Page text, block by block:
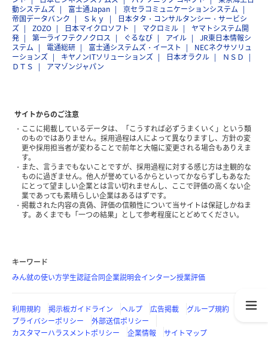
動システムズ
富士通Japan
京セラコミュニケーションシステム
帝国データバンク
Ｓｋｙ
日本タタ・コンサルタンシー・サービシ
ズ
ZOZO 日本マイクロソフト マクロミル
ヤマトシステム開
発
第一ライフテクノクロス ぐるなび アイル
JR東日本情報シ
ステム
電通総研 富士通システムズ・イースト
NECネクサソリュ
ーションズ
キヤノンITソリューションズ 日本オラクル
ＮＳＤ
ＤＴＳ
アマゾンジャパン
サイトからのご注意
ここに掲載しているデータは、「こうすれば必ずうまくいく」という類
のものではありません。採用過程は人によって異なりますし、方針の変
更や採用担当者が変わることで前年と大幅に変更される場合もありえま
す。
また、言うまでもないことですが、採用過程に対する感じ方は主観的な
ものに過ぎません。他人が誉めているからといってかならずしもあなた
にとって望ましい企業とは言い切れませんし、ここで評価の高くない企
業であっても素晴らしい企業はあるはずです。
掲載された内容の真偽、評価の信頼性について当サイトは保証しかねま
す。あくまでも「一つの結果」として参考程度にとどめてください。
キーワード
みん就の使い方学生認証合同企業説明会インターン授業評価
利用規約 掲示板ガイドライン ヘルプ 広告掲載
グループ規約
プライバシーポリシー
外部送信ポリシー
カスタマーハラスメントポリシー
企業情報 サイトマップ